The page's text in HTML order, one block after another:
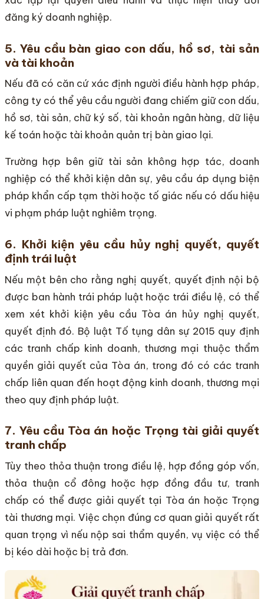
đăng ký doanh nghiệp.
5. Yêu cầu bàn giao con dấu, hồ sơ, tài sản
và tài khoản
Nếu đã có căn cứ xác định người điều hành hợp pháp,
công ty có thể yêu cầu người đang chiếm giữ con dấu,
hồ sơ, tài sản, chữ ký số, tài khoản ngân hàng, dữ liệu
kế toán hoặc tài khoản quản trị bàn giao lại.
Trường hợp bên giữ tài sản không hợp tác, doanh
nghiệp có thể khởi kiện dân sự, yêu cầu áp dụng biện
pháp khẩn cấp tạm thời hoặc tố giác nếu có dấu hiệu
vi phạm pháp luật nghiêm trọng.
6. Khởi kiện yêu cầu hủy nghị quyết, quyết
định trái luật
Nếu một bên cho rằng nghị quyết, quyết định nội bộ
được ban hành trái pháp luật hoặc trái điều lệ, có thể
xem xét khởi kiện yêu cầu Tòa án hủy nghị quyết,
quyết định đó. Bộ luật Tố tụng dân sự 2015 quy định
các tranh chấp kinh doanh, thương mại thuộc thẩm
quyền giải quyết của Tòa án, trong đó có các tranh
chấp liên quan đến hoạt động kinh doanh, thương mại
theo quy định pháp luật.
7. Yêu cầu Tòa án hoặc Trọng tài giải quyết
tranh chấp
Tùy theo thỏa thuận trong điều lệ, hợp đồng góp vốn,
thỏa thuận cổ đông hoặc hợp đồng đầu tư, tranh
chấp có thể được giải quyết tại Tòa án hoặc Trọng
tài thương mại. Việc chọn đúng cơ quan giải quyết rất
quan trọng vì nếu nộp sai thẩm quyền, vụ việc có thể
bị kéo dài hoặc bị trả đơn.